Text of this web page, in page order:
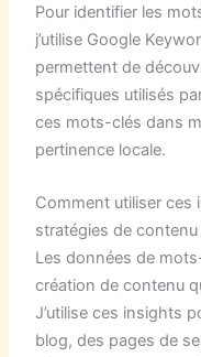
Pour identifier les
j’utilise Google
permettent de
spécifiques utilisés
ces mots-clés dans
pertinence locale.
Comment utiliser ces
stratégies de
Les données de
création de contenu
J’utilise ces insights
blog, des pages de